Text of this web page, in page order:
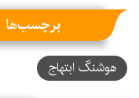
برچسب‌ها
هوشنگ ابتهاج